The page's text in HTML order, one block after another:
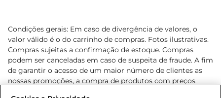
Condições gerais: Em caso de divergência de valores, o
valor válido é o do carrinho de compras. Fotos ilustrativas.
Compras sujeitas a confirmação de estoque. Compras
podem ser canceladas em caso de suspeita de fraude. A fim
de garantir o acesso de um maior número de clientes as
nossas promoções, a compra de produtos com preços